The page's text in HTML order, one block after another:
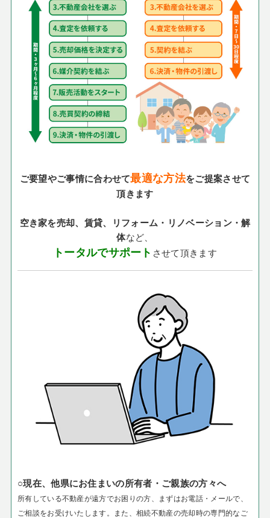
ご要望やご事情に合わせて最適な方法をご提案させて
頂きます
空き家を売却、賃貸、リフォーム・リノベーション・解
体など、
トータルでサポート させて頂きます
○現在、他県にお住まいの所有者・ご親族の方々へ
所有している不動産が遠方でお困りの方、まずはお電話・メールで、
ご相談をお受けいたします。
また、相続不動産の売却時の専門的なご